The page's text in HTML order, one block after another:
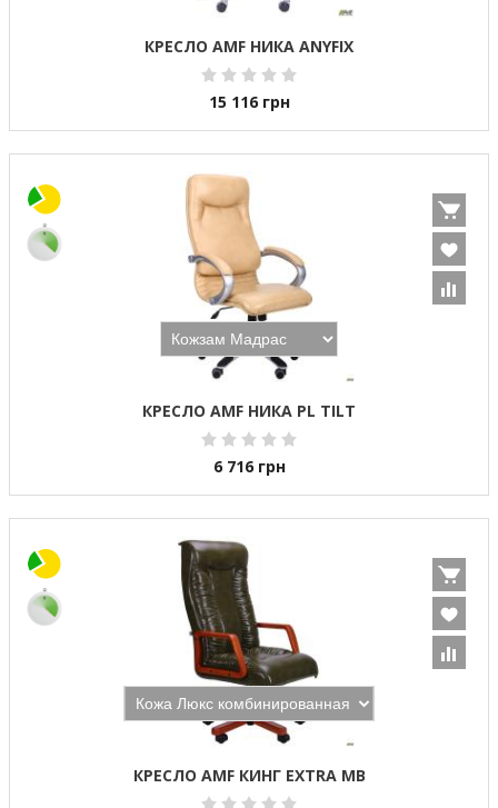
КРЕСЛО AMF НИКА ANYFIX
15 116 грн
КРЕСЛО AMF НИКА PL TILT
6 716 грн
КРЕСЛО AMF КИНГ EXTRA MB